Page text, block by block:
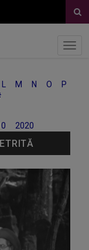
M N O
P
2020